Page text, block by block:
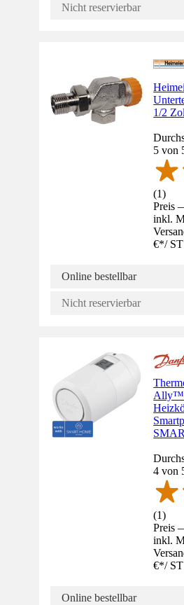
Nicht reservierbar
1/2
5 von
(1)
Preis
inkl.
€*/ ST
Online bestellbar
Nicht reservierbar
Ally™
4 von
(1)
Preis
inkl.
€*/ ST
Online bestellbar